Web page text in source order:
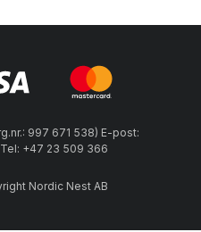
997 671 538) E-post:
+47 23 509 366
Nordic Nest AB